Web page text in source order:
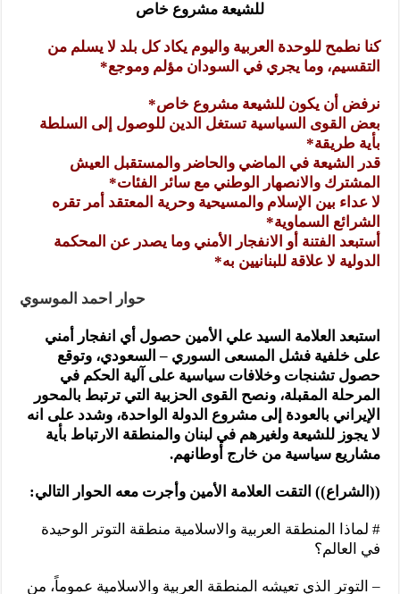
للشيعة مشروع خاص
كنا نطمح للوحدة العربية واليوم يكاد كل بلد لا يسلم من
التقسيم، وما يجري في السودان مؤلم وموجع*
نرفض أن يكون للشيعة مشروع خاص*
بعض القوى السياسية تستغل الدين للوصول إلى السلطة
بأية طريقة*
قدر الشيعة في الماضي والحاضر والمستقبل العيش
المشترك والانصهار الوطني مع سائر الفئات*
لا عداء بين الإسلام والمسيحية وحرية المعتقد أمر تقره
الشرائع السماوية*
أستبعد الفتنة أو الانفجار الأمني وما يصدر عن المحكمة
الدولية لا علاقة للبنانيين به*
حوار احمد الموسوي
استبعد العلامة السيد علي الأمين حصول أي انفجار أمني
على خلفية فشل المسعى السوري – السعودي، وتوقع
حصول تشنجات وخلافات سياسية على آلية الحكم في
المرحلة المقبلة، ونصح القوى الحزبية التي ترتبط بالمحور
الإيراني بالعودة إلى مشروع الدولة الواحدة، وشدد على انه
لا يجوز للشيعة ولغيرهم في لبنان والمنطقة الارتباط بأية
مشاريع سياسية من خارج أوطانهم.
((الشراع)) التقت العلامة الأمين وأجرت معه الحوار التالي:
# لماذا المنطقة العربية والاسلامية منطقة التوتر الوحيدة
في العالم؟
– التوتر الذي تعيشه المنطقة العربية والاسلامية عموماً، من